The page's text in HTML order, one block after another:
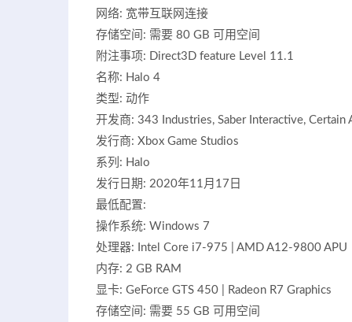
网络: 宽带互联网连接
存储空间: 需要 80 GB 可用空间
附注事项: Direct3D feature Level 11.1
名称: Halo 4
类型: 动作
开发商: 343 Industries, Saber Interactive, Certain
发行商: Xbox Game Studios
系列: Halo
发行日期: 2020年11月17日
最低配置:
操作系统: Windows 7
处理器: Intel Core i7-975 | AMD A12-9800 APU
内存: 2 GB RAM
显卡: GeForce GTS 450 | Radeon R7 Graphics
存储空间: 需要 55 GB 可用空间